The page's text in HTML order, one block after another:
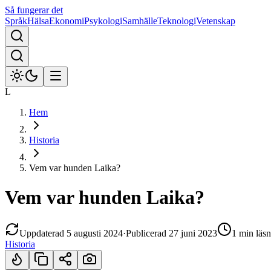
Så fungerar det
SpråkHälsaEkonomiPsykologiSamhälleTeknologiVetenskap
L
Hem
Historia
Vem var hunden Laika?
Vem var hunden Laika?
Uppdaterad 5 augusti 2024·Publicerad 27 juni 2023 1 min
Historia